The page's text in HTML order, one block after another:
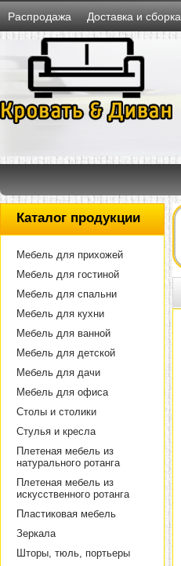
Распродажа Доставка и сборка
Каталог продукции
Мебель для прихожей
Мебель для гостиной
Мебель для спальни
Мебель для кухни
Мебель для ванной
Мебель для детской
Мебель для дачи
Мебель для офиса
Столы и столики
Стулья и кресла
Плетеная мебель из
натурального ротанга
Плетеная мебель из
искусственного ротанга
Пластиковая мебель
Зеркала
Шторы, тюль, портьеры